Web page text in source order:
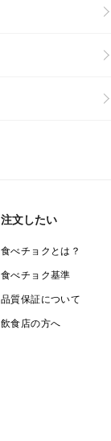
注文したい
食べチョクとは？
食べチョク基準
品質保証について
飲食店の方へ